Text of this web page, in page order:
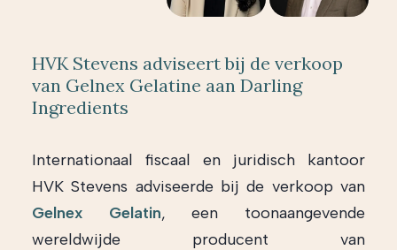
HVK Stevens adviseert bij de verkoop
van Gelnex Gelatine aan Darling
Ingredients
Internationaal fiscaal en juridisch kantoor
HVK Stevens adviseerde bij de verkoop van
Gelnex Gelatin, een toonaangevende
wereldwijde producent van